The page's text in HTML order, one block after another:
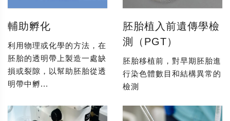
輔助孵化
利用物理或化學的方法，在
胚胎的透明帶上製造一處缺
損或裂隙，以幫助胚胎從透
明帶中孵...
胚胎植入前遺傳學檢
測（PGT）
胚胎移植前，對早期胚胎進
行染色體數目和結構異常的
檢測